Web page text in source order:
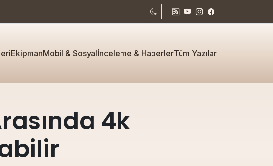
EkipmanMobil & Sosyalİnceleme & HaberlerTüm Yazılar
4k